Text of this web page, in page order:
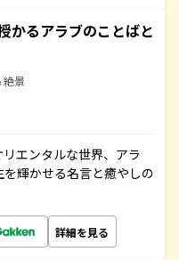
かるアラブのことばと
絶景
エンタルな世界、アラ
輝かせる名言と癒やしの
詳細を見る